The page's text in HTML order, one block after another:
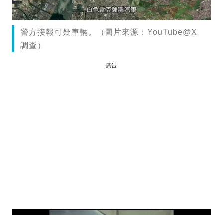
警方接報可疑車輛。（圖片來源：YouTube@X
調查）
廣告